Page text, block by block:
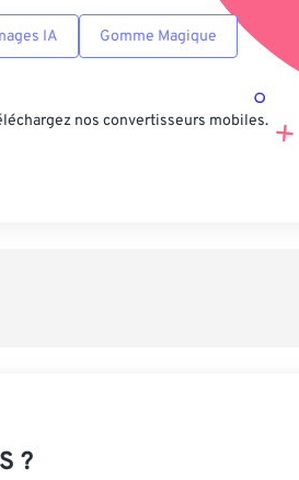
IA Gomme Magique
nos convertisseurs mobiles.
?